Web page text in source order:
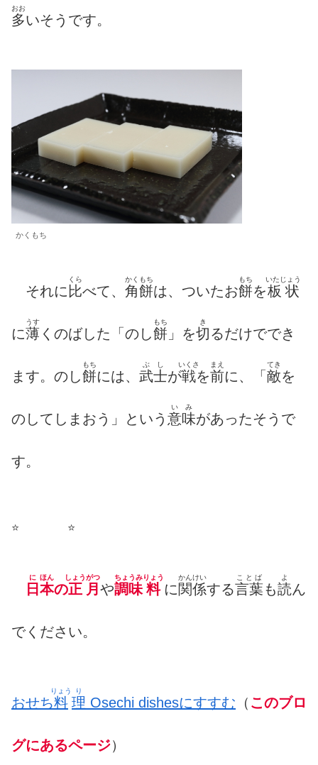
多
おお
いそうです。
かくもち
それに 比
くら
べて、 角餅
かくもち
は、ついたお餅
もち
を板状
いたじょう
に薄
うす
くのばした「のし餅
もち
」を切
き
るだけででき
ます。のし餅
もち
には、 武士
ぶし
が戦
いくさ
を前
まえ
に、「 敵
てき
を
のしてしまおう」という 意味
いみ
があったそうで
す。
⭐️ ⭐️
日
に
本
ほん
の正
しょう
月
がつ
や調味
ちょうみ
料
りょう
に関係
かんけい
する言葉
ことば
も読
よ
ん
でください。
おせち料
りょう
理
り
Osechi dishesにすすむ （ このブロ
グにあるページ）